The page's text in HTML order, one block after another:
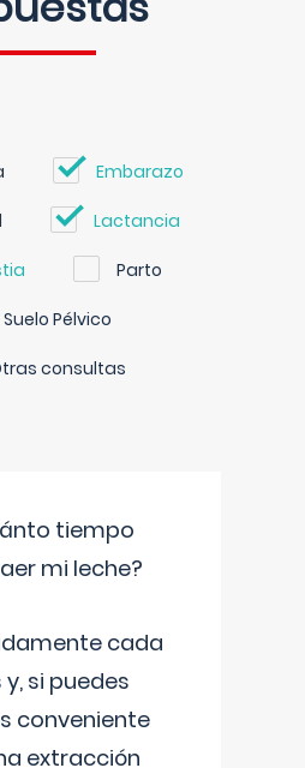
Embarazo
Lactancia
Parto
Suelo Pélvico
consultas
tiempo
mi leche?
cada
si puedes
conveniente
extracción